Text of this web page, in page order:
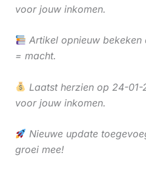
voor jouw inkomen.
Artikel opnieuw
= macht.
Laatst herzien op 24-
voor jouw inkomen.
Nieuwe update
groei mee!